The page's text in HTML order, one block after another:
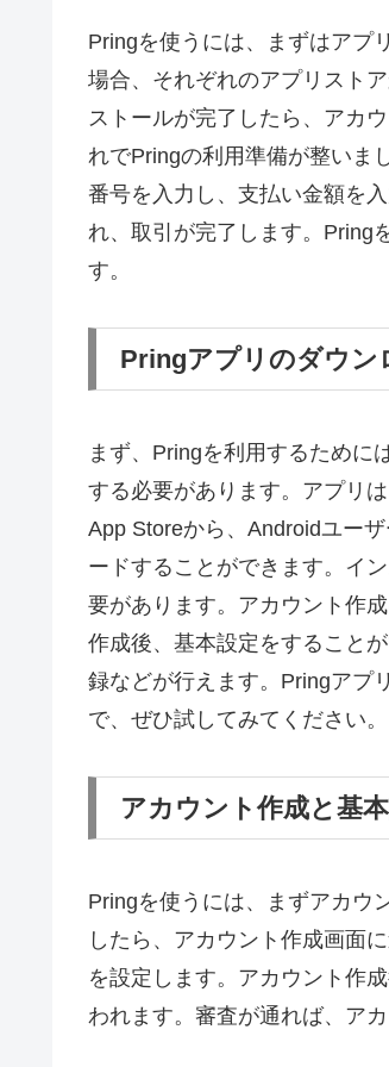
Pringを使うには、まずはアプ
場合、それぞれのアプリスト
ストールが完了したら、アカ
れでPringの利用準備が整いま
番号を入力し、支払い金額を
れ、取引が完了します。Pring
す。
Pringアプリのダウン
まず、Pringを利用するために
する必要があります。アプリ
App Storeから、Androidユー
ードすることができます。イ
要があります。アカウント作
作成後、基本設定をすること
録などが行えます。Pringアプ
で、ぜひ試してみてください。
アカウント作成と基
Pringを使うには、まずアカウ
したら、アカウント作成画面
を設定します。アカウント作
われます。審査が通れば、ア